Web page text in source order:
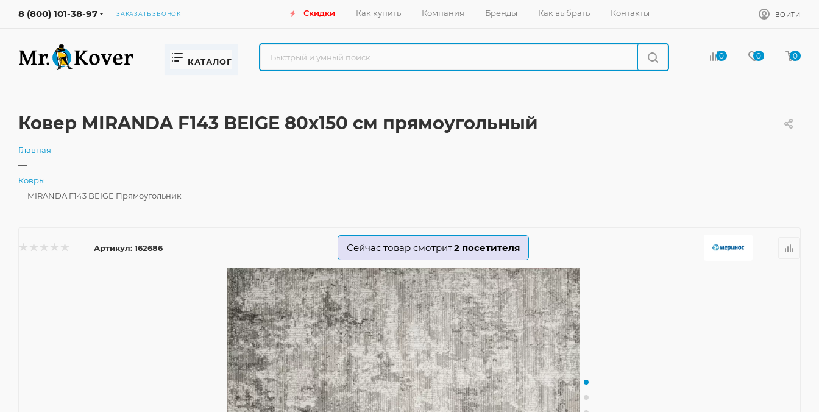
8 (800) 101-38-97 ЗАКАЗАТЬ ЗВОНОК Скидки Как купить Компания Бренды Как выбрать Контакты ВОЙТИ
КАТАЛОГ
0 0 0
Ковер MIRANDA F143 BEIGE 80x150 см прямоугольный
Главная
—
Ковры
—MIRANDA F143 BEIGE Прямоугольник
Артикул: 162686 Сейчас товар смотрит2 посетителя